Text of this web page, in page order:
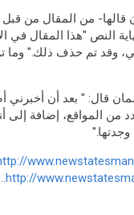
من المقال من قبل
النص "هذا المقال في
وقد تم حذف ذلك." وما
قال: " بعد أن أخبرني
من المواقع، إضافة إلى
http://